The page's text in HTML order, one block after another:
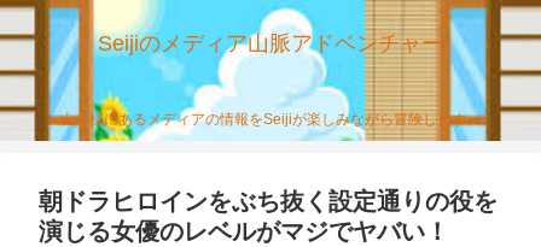
Seijiのメディア山脈アドベンチャー
山の様にあるメディアの情報をSeijiが楽しみながら冒険します。
朝ドラヒロインをぶち抜く設定通りの役を
演じる女優のレベルがマジでヤバい！